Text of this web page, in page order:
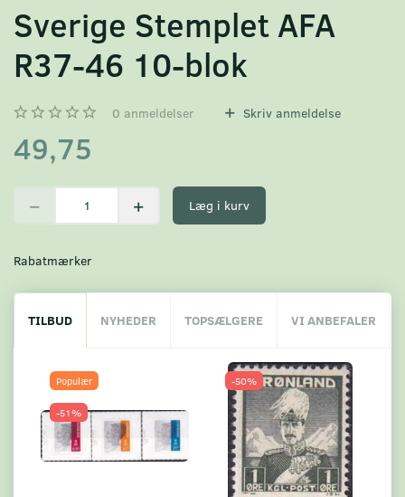
Sverige Stemplet AFA
R37-46 10-blok
0 anmeldelser Skriv anmeldelse
49,75
Læg i kurv
Rabatmærker
TILBUD NYHEDER TOPSÆLGERE VI ANBEFALER
Populær
-51%
-50%